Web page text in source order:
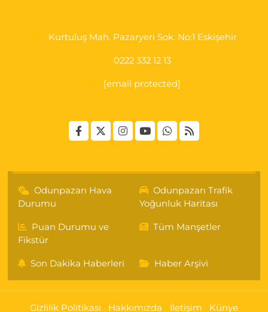
Kurtuluş Mah. Pazaryeri Sok. No:1 Eskişehir
0222 332 12 13
[email protected]
Odunpazarı Hava
Durumu
Odunpazarı Trafik
Yoğunluk Haritası
Puan Durumu ve
Fikstür
Tüm Manşetler
Son Dakika Haberleri Haber Arşivi
Gizlilik Politikası Hakkımızda İletişim Künye